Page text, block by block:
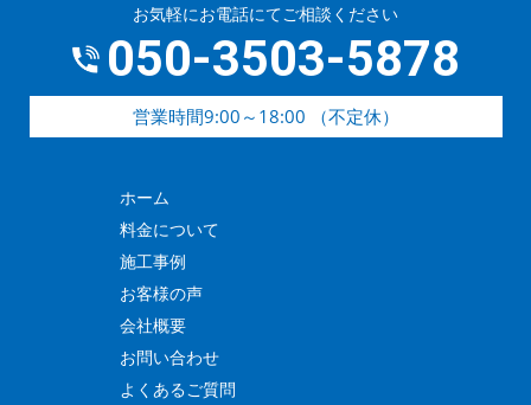
ホーム
料金について
施工事例
お客様の声
会社概要
お問い合わせ
よくあるご質問
お気軽にお電話にてご相談ください
050-3503-5878
営業時間9:00～18:00 （不定休）